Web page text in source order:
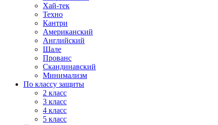
Хай-тек
Техно
Кантри
Американский
Английский
Шале
Прованс
Скандинавский
Минимализм
По классу защиты
2 класс
3 класс
4 класс
5 класс